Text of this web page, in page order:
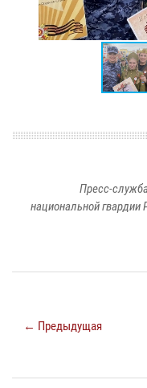
Пресс-
национальной гвардии
← Предыдущая